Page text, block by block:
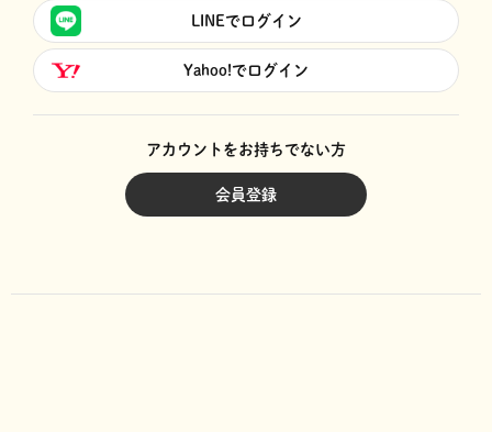
LINEでログイン
Yahoo!でログイン
アカウントをお持ちでない方
会員登録